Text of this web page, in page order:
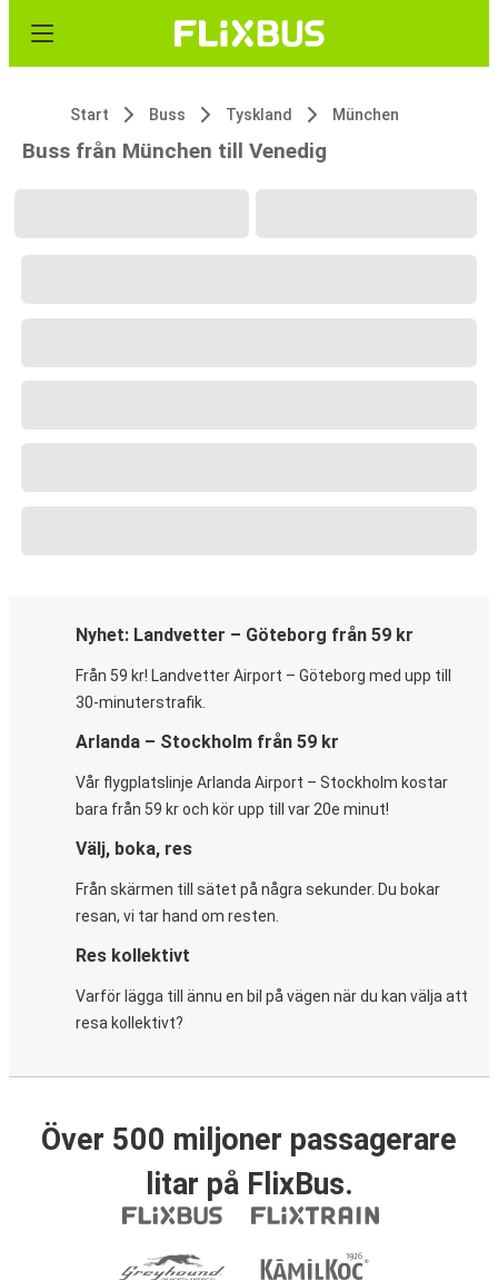
Start Buss Tyskland München
Buss från München till Venedig
Nyhet: Landvetter – Göteborg från 59 kr
Från 59 kr! Landvetter Airport – Göteborg med upp till
30-minuterstrafik.
Arlanda – Stockholm från 59 kr
Vår flygplatslinje Arlanda Airport – Stockholm kostar
bara från 59 kr och kör upp till var 20e minut!
Välj, boka, res
Från skärmen till sätet på några sekunder. Du bokar
resan, vi tar hand om resten.
Res kollektivt
Varför lägga till ännu en bil på vägen när du kan välja att
resa kollektivt?
Över 500 miljoner passagerare
litar på FlixBus.